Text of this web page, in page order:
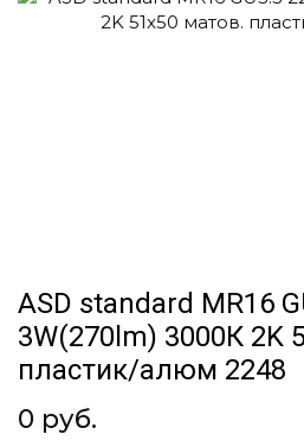
ASD standard MR16
3W(270lm) 3000К 2K
пластик/алюм 2248
0 руб.